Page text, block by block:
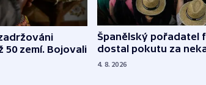
50 zemí. Bojovali
Španělský pořadatel
dostal pokutu za
4. 8. 2026